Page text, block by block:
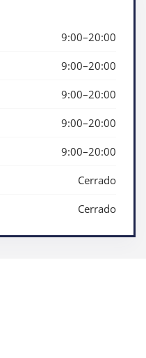
9:00–20:00
9:00–20:00
9:00–20:00
9:00–20:00
9:00–20:00
Cerrado
Cerrado